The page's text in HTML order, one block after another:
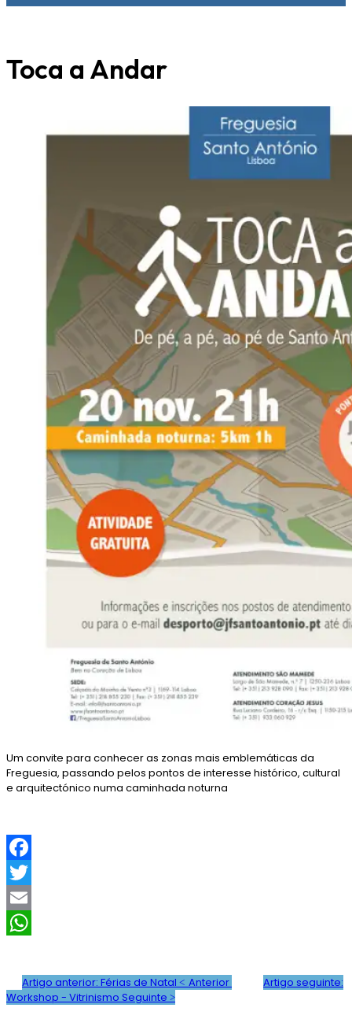
Toca a Andar
Um convite para conhecer as zonas mais emblemáticas da
Freguesia, passando pelos pontos de interesse histórico, cultural
e arquitectónico numa caminhada noturna
F
a
c
o
T
w
t
E
ia
Artigo anterior: Férias de Natal Anterior
Artigo seguinte:
Workshop - Vitrinismo Seguinte